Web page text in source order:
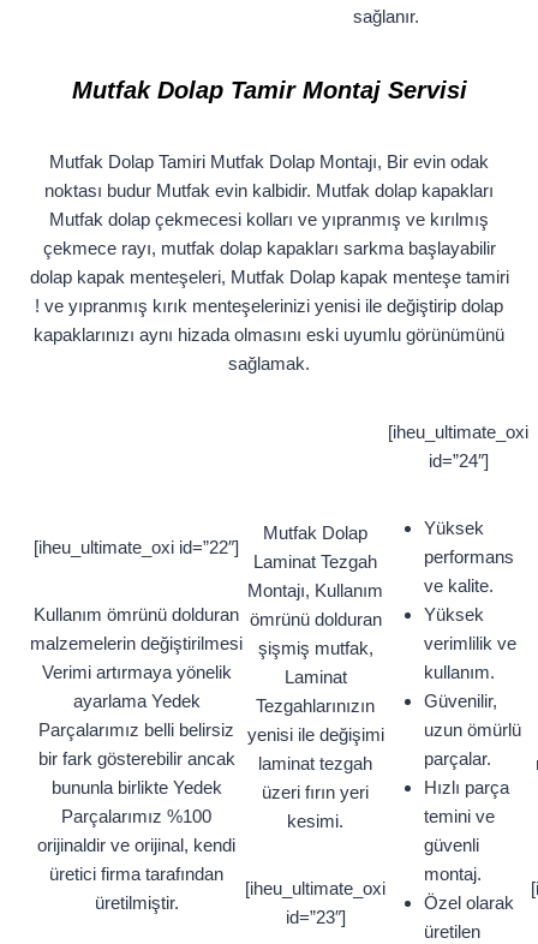
sağlanır.
Mutfak Dolap Tamir Montaj Servisi
Mutfak Dolap Tamiri Mutfak Dolap Montajı, Bir evin odak
noktası budur Mutfak evin kalbidir. Mutfak dolap kapakları
Mutfak dolap çekmecesi kolları ve yıpranmış ve kırılmış
çekmece rayı, mutfak dolap kapakları sarkma başlayabilir
dolap kapak menteşeleri, Mutfak Dolap kapak menteşe tamiri
! ve yıpranmış kırık menteşelerinizi yenisi ile değiştirip dolap
kapaklarınızı aynı hizada olmasını eski uyumlu görünümünü
sağlamak.
[iheu_ultimate_oxi id=”22″]
Kullanım ömrünü dolduran
malzemelerin değiştirilmesi
Verimi artırmaya yönelik
ayarlama Yedek
Parçalarımız belli belirsiz
bir fark gösterebilir ancak
bununla birlikte Yedek
Parçalarımız %100
orijinaldir ve orijinal, kendi
üretici firma tarafından
üretilmiştir.
Mutfak Dolap
Laminat Tezgah
Montajı, Kullanım
ömrünü dolduran
şişmiş mutfak,
Laminat
Tezgahlarınızın
yenisi ile değişimi
laminat tezgah
üzeri fırın yeri
kesimi.
[iheu_ultimate_oxi
id=”23″]
[iheu_ultimate_oxi
id=”24″]
Yüksek
performans
ve kalite.
Yüksek
verimlilik ve
kullanım.
Güvenilir,
uzun ömürlü
parçalar.
Hızlı parça
temini ve
güvenli
montaj.
Özel olarak
üretilen